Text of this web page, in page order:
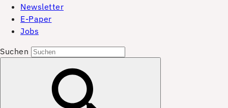
Newsletter
E-Paper
Jobs
Suchen